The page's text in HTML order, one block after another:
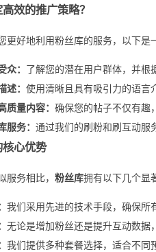
效的推广策略？
更好地利用粉丝库的服务，以下是
众： 了解您的潜在用户群体，并根
： 使用清晰且具有吸引力的语言
质量内容： 确保您的帖子不仅有趣
服务： 通过我们的刷粉和刷互动服
心优势
服务相比， 粉丝库拥有以下几个显
我们采用先进的技术手段，确保所
无论是增加粉丝还是提升互动数据
我们提供多种套餐选择，适合不同